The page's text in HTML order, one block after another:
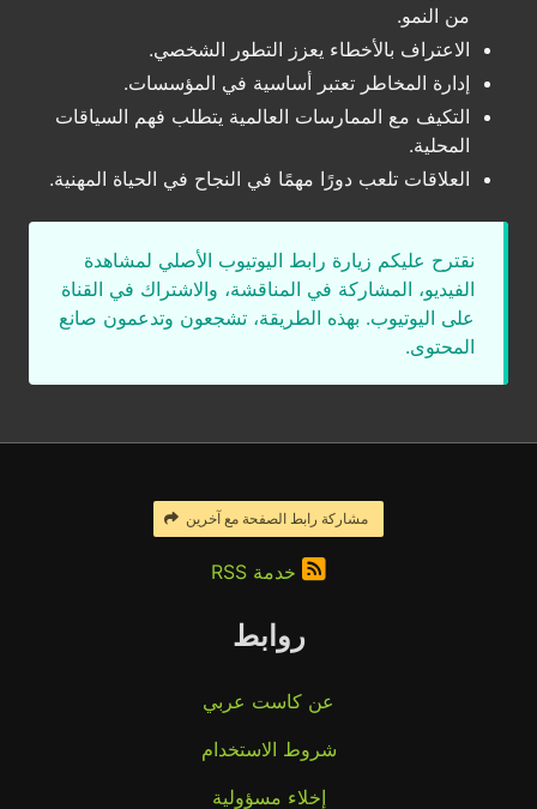
من النمو.
الاعتراف بالأخطاء يعزز التطور الشخصي.
إدارة المخاطر تعتبر أساسية في المؤسسات.
التكيف مع الممارسات العالمية يتطلب فهم السياقات
المحلية.
العلاقات تلعب دورًا مهمًا في النجاح في الحياة المهنية.
نقترح عليكم زيارة رابط اليوتيوب الأصلي لمشاهدة
الفيديو، المشاركة في المناقشة، والاشتراك في القناة
على اليوتيوب. بهذه الطريقة، تشجعون وتدعمون صانع
المحتوى.
مشاركة رابط الصفحة مع آخرين
خدمة RSS
روابط
عن كاست عربي
شروط الاستخدام
إخلاء مسؤولية